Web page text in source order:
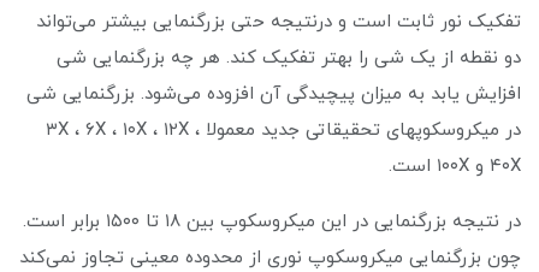
تفکیک نور ثابت است و درنتیجه حتی بزرگنمایی بیشتر می‌تواند
دو نقطه از یک شی را بهتر تفکیک کند. هر چه بزرگنمایی شی
افزایش یابد به میزان پیچیدگی آن افزوده می‌شود. بزرگنمایی شی
در میکروسکوپهای تحقیقاتی جدید معمولا ۳X ، ۶X ، ۱۰X ، ۱۲X ،
۴۰X و ۱۰۰X است.
در نتیجه بزرگنمایی در این میکروسکوپ بین ۱۸ تا ۱۵۰۰ برابر است.
چون بزرگنمایی میکروسکوپ نوری از محدوده معینی تجاوز نمی‌کند